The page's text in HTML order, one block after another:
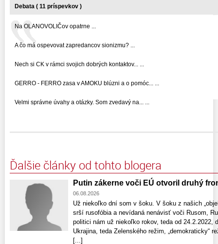
Debata ( 11 príspevkov )
Na OLANOVOLIČov opatrne ...
A čo má ospevovat zapredancov sionizmu? ...
Nech si CK v rámci svojich dobrých kontaktov... ...
GERRO - FERRO zasa v AMOKU blúzni a o pomóc... ...
Velmi správne úvahy a otázky. Som zvedavý na... ...
Ďalšie články od tohto blogera
Putin zákerne voči EÚ otvoril druhý
06.08.2026
Už niekoľko dní som v šoku. V šoku z našich
srší rusofóbia a nevídaná nenávisť voči Rusom,
politici nám už niekoľko rokov, teda od 24.2.2022,
Ukrajina, teda Zelenského režim, „demokraticky“
[...]